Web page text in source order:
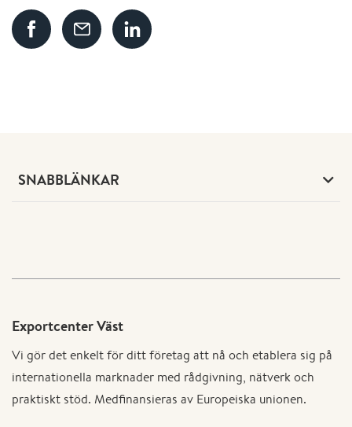
SNABBLÄNKAR
Exportcenter Väst
Vi gör det enkelt för ditt företag att nå och etablera sig på
internationella marknader med rådgivning, nätverk och
praktiskt stöd. Medfinansieras av Europeiska unionen.